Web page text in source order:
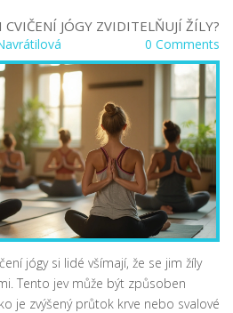
CVIČENÍ JÓGY ZVIDITELŇUJÍ ŽÍLY?
0 Comments
jógy si lidé všímají, že se jim žíly
Tento jev může být způsoben
je zvýšený průtok krve nebo svalové